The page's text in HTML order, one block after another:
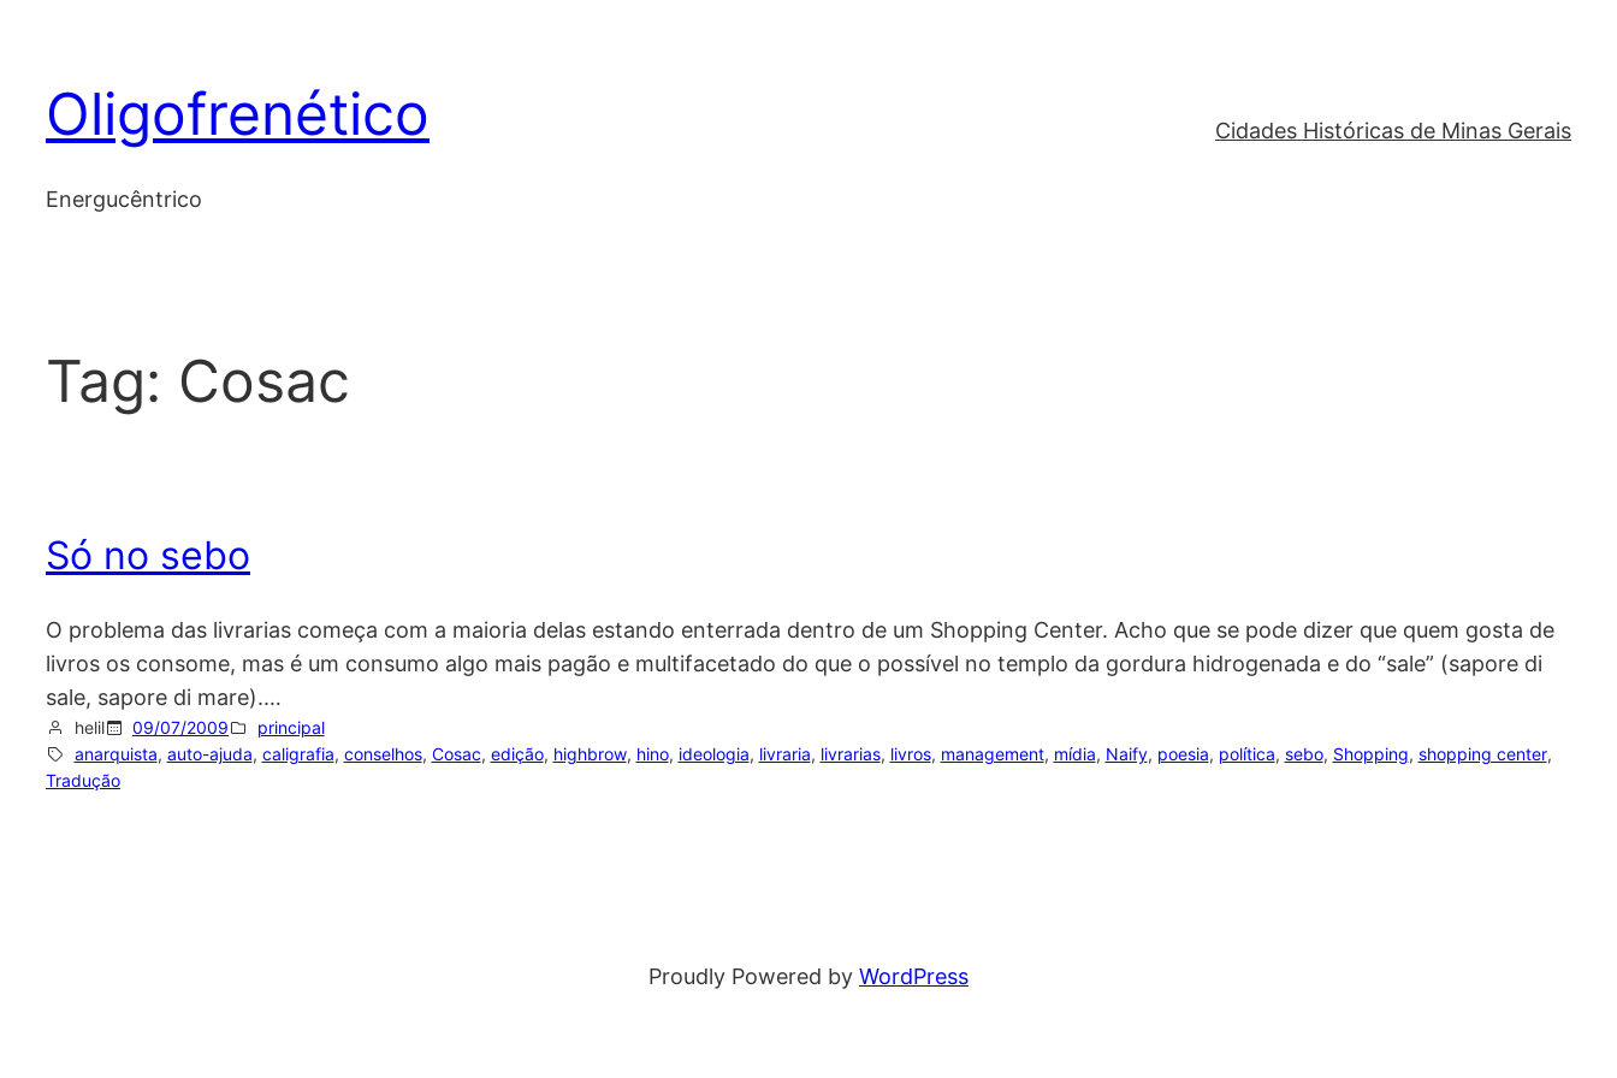
content
Oligofrenético
Energucêntrico
Cidades Históricas de Minas Gerais
Tag: Cosac
Só no sebo
O problema das livrarias começa com a maioria delas estando enterrada dentro de um Shopping Center. Acho que se pode dizer que quem gosta de
livros os consome, mas é um consumo algo mais pagão e multifacetado do que o possível no templo da gordura hidrogenada e do “sale” (sapore di
sale, sapore di mare).…
helil 09/07/2009
principal
anarquista, auto-ajuda, caligrafia, conselhos, Cosac, edição, highbrow, hino, ideologia, livraria, livrarias, livros, management, mídia, Naify, poesia, política, sebo, Shopping, shopping center,
Tradução
Proudly Powered by WordPress